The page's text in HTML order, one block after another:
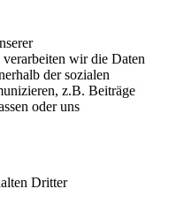
wir die Daten
der sozialen
z.B. Beiträge
oder uns
Dritter